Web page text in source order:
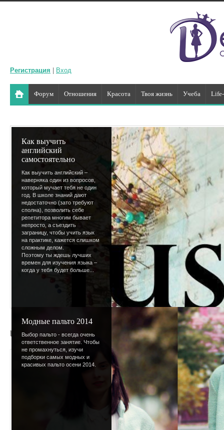
Регистрация Вход
Форум Отношения Красота Твоя жизнь Учеба
Как выучить
английский
самостоятельно
Как выучить английский –
наверняка один из вопросов,
который мучает тебя не один
год. В школе знаний дают
недостаточно (зато требуют
сполна), позволить себе
репетитора многим бывает
непросто, а съездить
заграницу, чтобы учить язык
на практике, кажется слишком
сложным делом.
Поэтому ты ждешь лучших
времен для изучения языка –
когда у тебя будет больше...
Модные пальто 2014
Выбор пальто - всегда очень
ответственное занятие. Чтобы
не промахнуться, изучи
подборки самых модных и
красивых пальто осени 2014.
b0fe3b3bf7a9
Просмотров :613
Размеры:
15.09.2008
Добавил Lettera
Рейтинг: 0.0/0